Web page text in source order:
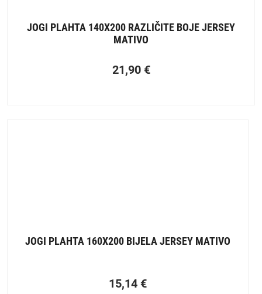
JOGI PLAHTA 140X200 RAZLIČITE BOJE JERSEY
MATIVO
21,90 €
JOGI PLAHTA 160X200 BIJELA JERSEY MATIVO
15,14 €